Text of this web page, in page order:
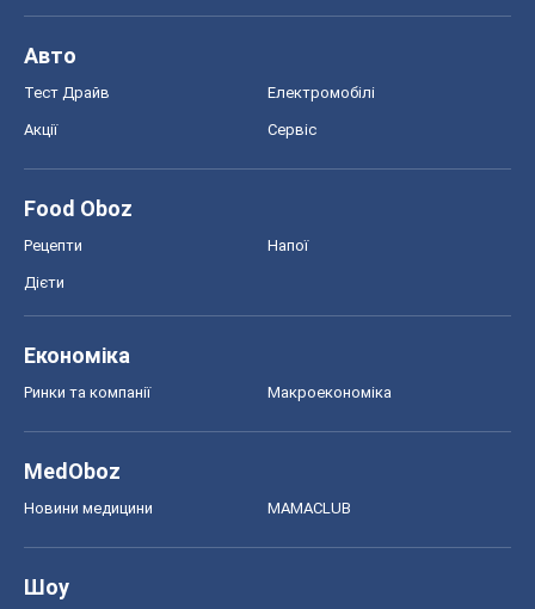
Авто
Тест Драйв Електромобілі
Акції Сервіс
Food Oboz
Рецепти Напої
Дієти
Економіка
Ринки та компанії Макроекономіка
MedOboz
Новини медицини MAMACLUB
Шоу